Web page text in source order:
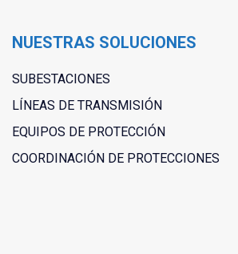
NUESTRAS SOLUCIONES
SUBESTACIONES
LÍNEAS DE TRANSMISIÓN
EQUIPOS DE PROTECCIÓN
COORDINACIÓN DE PROTECCIONES